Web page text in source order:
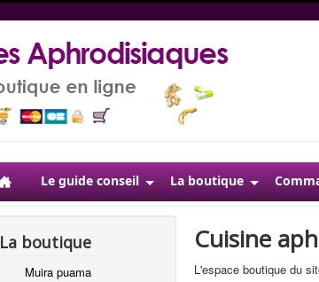
Le guide conseil La boutique
La boutique
Muira puama
Cuisine
L'espace boutique du